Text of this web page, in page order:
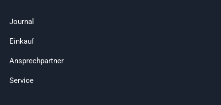
Journal
Einkauf
Ansprechpartner
Service